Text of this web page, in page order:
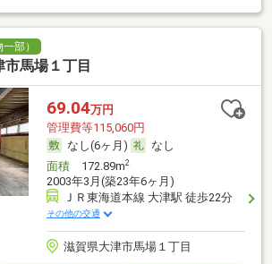
部）
市馬場１丁目
69.04万円
管理費等115,060円
なし(6ヶ月)
なし
面積172.89m2
2003年3月(築23年6ヶ月)
ＪＲ東海道本線 大津駅 徒歩22分
その他の交通
滋賀県大津市馬場１丁目